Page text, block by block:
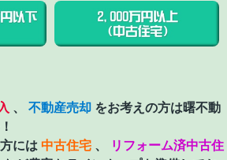
、 不動産売却 をお考えの方は曙不動
には 中古住宅 、
リフォーム済中古住